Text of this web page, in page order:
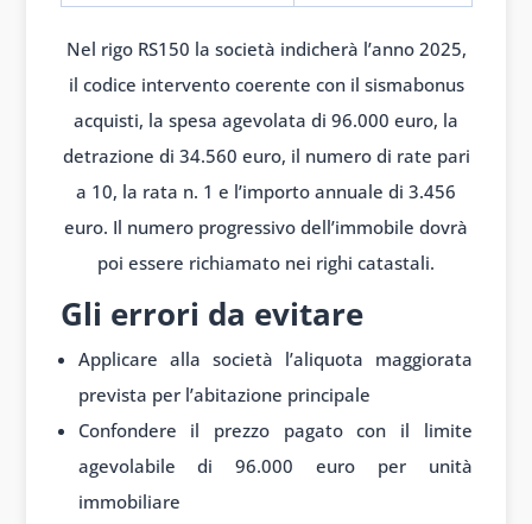
Nel rigo RS150 la società indicherà l’anno 2025,
il codice intervento coerente con il sismabonus
acquisti, la spesa agevolata di 96.000 euro, la
detrazione di 34.560 euro, il numero di rate pari
a 10, la rata n. 1 e l’importo annuale di 3.456
euro. Il numero progressivo dell’immobile dovrà
poi essere richiamato nei righi catastali.
Gli errori da evitare
Applicare alla società l’aliquota maggiorata
prevista per l’abitazione principale
Confondere il prezzo pagato con il limite
agevolabile di 96.000 euro per unità
immobiliare